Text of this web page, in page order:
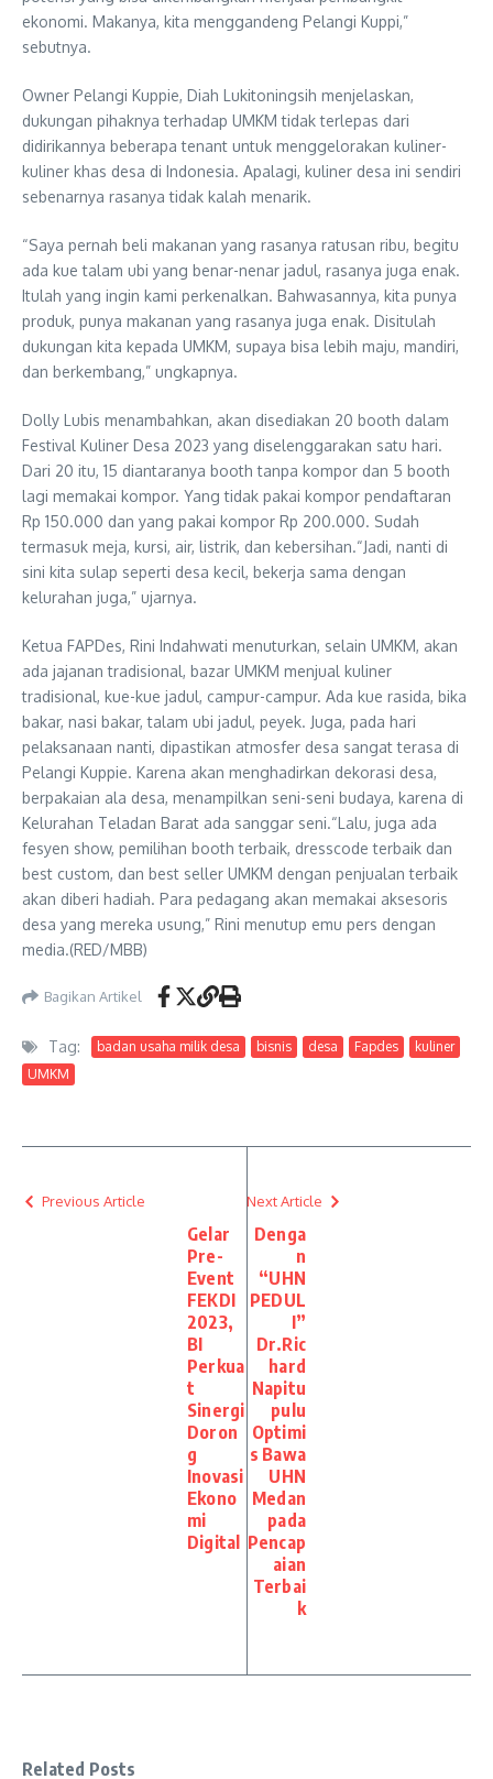
ekonomi. Makanya, kita menggandeng Pelangi Kuppi,”
sebutnya.
Owner Pelangi Kuppie, Diah Lukitoningsih menjelaskan,
dukungan pihaknya terhadap UMKM tidak terlepas dari
didirikannya beberapa tenant untuk menggelorakan kuliner-
kuliner khas desa di Indonesia. Apalagi, kuliner desa ini sendiri
sebenarnya rasanya tidak kalah menarik.
“Saya pernah beli makanan yang rasanya ratusan ribu, begitu
ada kue talam ubi yang benar-nenar jadul, rasanya juga enak.
Itulah yang ingin kami perkenalkan. Bahwasannya, kita punya
produk, punya makanan yang rasanya juga enak. Disitulah
dukungan kita kepada UMKM, supaya bisa lebih maju, mandiri,
dan berkembang,” ungkapnya.
Dolly Lubis menambahkan, akan disediakan 20 booth dalam
Festival Kuliner Desa 2023 yang diselenggarakan satu hari.
Dari 20 itu, 15 diantaranya booth tanpa kompor dan 5 booth
lagi memakai kompor. Yang tidak pakai kompor pendaftaran
Rp 150.000 dan yang pakai kompor Rp 200.000. Sudah
termasuk meja, kursi, air, listrik, dan kebersihan.“Jadi, nanti di
sini kita sulap seperti desa kecil, bekerja sama dengan
kelurahan juga,” ujarnya.
Ketua FAPDes, Rini Indahwati menuturkan, selain UMKM, akan
ada jajanan tradisional, bazar UMKM menjual kuliner
tradisional, kue-kue jadul, campur-campur. Ada kue rasida, bika
bakar, nasi bakar, talam ubi jadul, peyek. Juga, pada hari
pelaksanaan nanti, dipastikan atmosfer desa sangat terasa di
Pelangi Kuppie. Karena akan menghadirkan dekorasi desa,
berpakaian ala desa, menampilkan seni-seni budaya, karena di
Kelurahan Teladan Barat ada sanggar seni.“Lalu, juga ada
fesyen show, pemilihan booth terbaik, dresscode terbaik dan
best custom, dan best seller UMKM dengan penjualan terbaik
akan diberi hadiah. Para pedagang akan memakai aksesoris
desa yang mereka usung,” Rini menutup emu pers dengan
media.(RED/MBB)
Bagikan Artikel
Tag: badan usaha milik desa bisnis desa Fapdes
kuliner
UMKM
Previous Article
Gelar
Pre-
Event
FEKDI
2023,
BI
Perkua
t
Sinergi
Doron
g
Inovasi
Ekono
mi
Digital
Next Article
Denga
n
“UHN
PEDUL
I”
Dr.Ric
hard
Napitu
pulu
Optimi
s Bawa
UHN
Medan
pada
Pencap
aian
Terbai
k
Related Posts